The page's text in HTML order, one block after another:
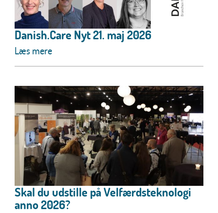
Danish.Care Nyt 21. maj 2026
Læs mere
Skal du udstille på Velfærdsteknologi
anno 2026?